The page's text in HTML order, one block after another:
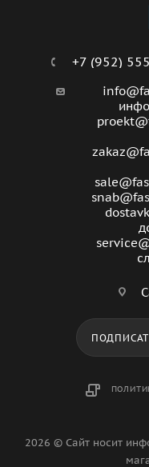
+7 (952)
2026 © Сайт носит